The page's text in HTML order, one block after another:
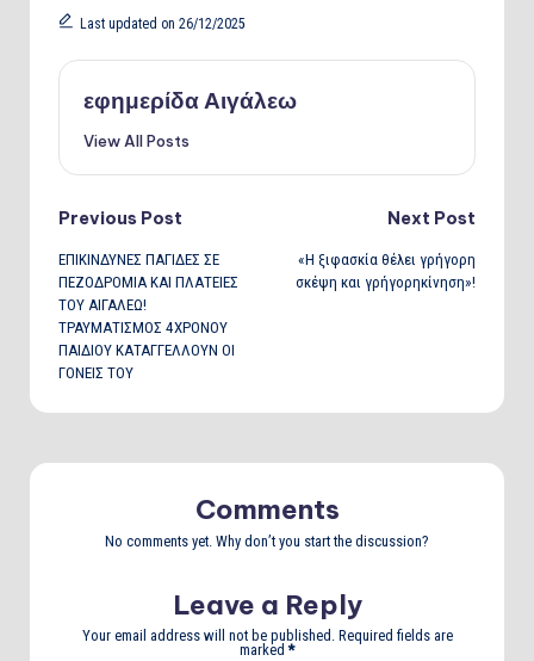
Last updated on 26/12/2025
εφημερίδα Αιγάλεω
View All Posts
Post
navigation
Previous Post
ΕΠΙΚΙΝΔΥΝΕΣ ΠΑΓΙΔΕΣ ΣΕ
ΠΕΖΟΔΡΟΜΙΑ ΚΑΙ ΠΛΑΤΕΙΕΣ
ΤΟΥ ΑΙΓΑΛΕΩ!
ΤΡΑΥΜΑΤΙΣΜΟΣ 4ΧΡΟΝΟΥ
ΠΑΙΔΙΟΥ ΚΑΤΑΓΓΕΛΛΟΥΝ ΟΙ
ΓΟΝΕΙΣ ΤΟΥ
Next Post
«Η ξιφασκία θέλει γρήγορη
σκέψη και γρήγορηκίνηση»!
Comments
No comments yet. Why don’t you start the discussion?
Leave a Reply
Your email address will not be published. Required fields are
marked*